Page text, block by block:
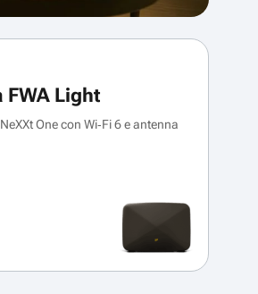
FWA Light
One con Wi‑Fi 6 e antenna